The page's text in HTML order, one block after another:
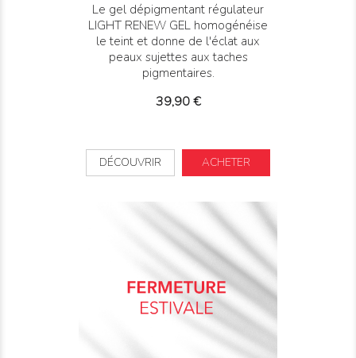
Le gel dépigmentant régulateur
LIGHT RENEW GEL homogénéise
le teint et donne de l'éclat aux
peaux sujettes aux taches
pigmentaires.
Prix
39,90 €
DÉCOUVRIR ACHETER